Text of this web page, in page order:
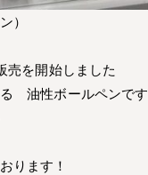
）
売を開始しました
油性ボールペンです
ります！